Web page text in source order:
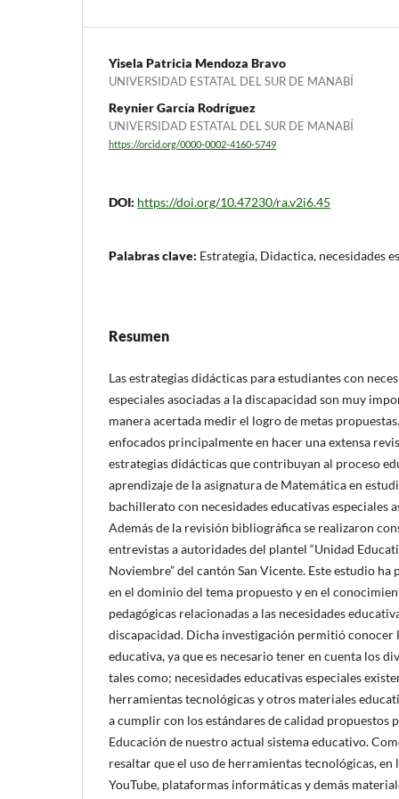
Yisela Patricia Mendoza Bravo
UNIVERSIDAD ESTATAL DEL SUR DE MANABÍ
Reynier García Rodríguez
UNIVERSIDAD ESTATAL DEL SUR DE MANABÍ
https://orcid.org/0000-0002-4160-5749
DOI: https://doi.org/10.47230/ra.v2i6.45
Palabras clave: Estrategia, Didactica, necesidades
Resumen
Las estrategias didácticas para estudiantes con
especiales asociadas a la discapacidad son muy
manera acertada medir el logro de metas
enfocados principalmente en hacer una extensa
estrategias didácticas que contribuyan al proceso
aprendizaje de la asignatura de Matemática en
bachillerato con necesidades educativas especiales
Además de la revisión bibliográfica se realizaron
entrevistas a autoridades del plantel “Unidad
Noviembre” del cantón San Vicente. Este estudio
en el dominio del tema propuesto y en el
pedagógicas relacionadas a las necesidades
discapacidad. Dicha investigación permitió conocer
educativa, ya que es necesario tener en cuenta los
tales como; necesidades educativas especiales
herramientas tecnológicas y otros materiales
a cumplir con los estándares de calidad propuestos
Educación de nuestro actual sistema educativo.
resaltar que el uso de herramientas tecnológicas, en
YouTube, plataformas informáticas y demás